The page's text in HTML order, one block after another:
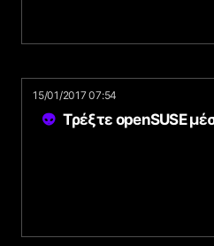
15/01/2017 07:54
Τρέξτε openSUSE